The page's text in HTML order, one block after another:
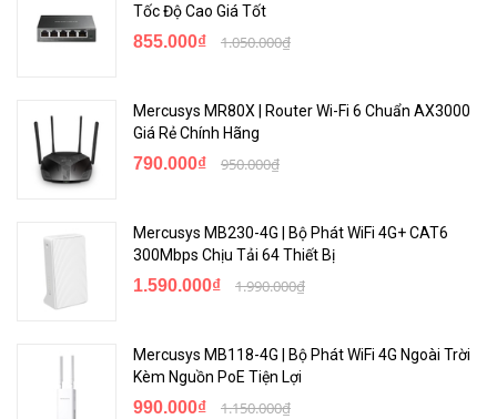
Bộ Khuếch Đại Tín Hiệu Mạnh Mẽ
MR30G giải phóng toàn bộ tiềm năng mạng của bạn bằng cách
tăng cường truyền tín hiệu bằng bộ khuếch đại công suất và tăng
tốc thu tín hiệu bằng bộ khuếch đại có độ nhiễu thấp. Điều này có
Tốc Độ Cao Giá Tốt
855.000₫ 1.050.000₫
Mercusys MR80X | Router Wi-Fi 6 Chuẩn AX3000
Giá Rẻ Chính Hãng
790.000₫ 950.000₫
Mercusys MB230-4G | Bộ Phát WiFi 4G+ CAT6
300Mbps Chịu Tải 64 Thiết Bị
1.590.000₫ 1.990.000₫
Mercusys MB118-4G | Bộ Phát WiFi 4G Ngoài Trời
Kèm Nguồn PoE Tiện Lợi
990.000₫ 1.150.000₫